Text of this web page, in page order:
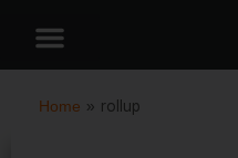
Home » rollup